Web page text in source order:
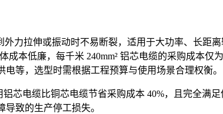
力拉伸或振动时不易断裂，适用于大功率、长距
成本低廉，每千米 240mm² 铝芯电缆的采购成本
等，选型时需根据工程预算与使用场景合理权衡。
芯电缆比铜芯电缆节省采购成本 40%，且完全满
致的生产停工损失。